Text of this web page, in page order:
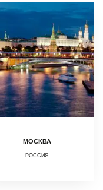
МОСКВА
РОССИЯ